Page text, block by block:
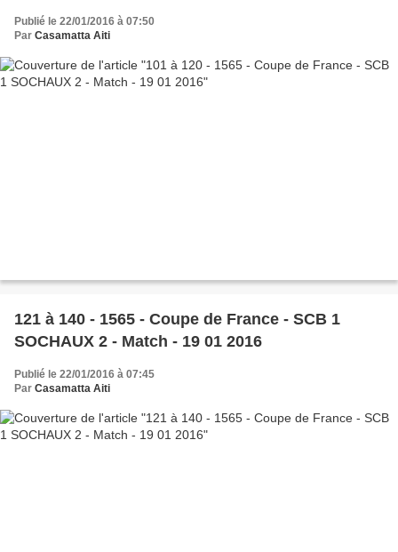
Publié le 22/01/2016 à 07:50
Par Casamatta Aiti
121 à 140 - 1565 - Coupe de France - SCB 1
SOCHAUX 2 - Match - 19 01 2016
Publié le 22/01/2016 à 07:45
Par Casamatta Aiti